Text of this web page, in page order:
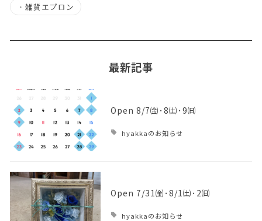
・ 雑貨エプロン
最新記事
Open 8/7㈮･8㈯･9㈰
hyakkaのお知らせ
Open 7/31㈮･8/1㈯･2㈰
hyakkaのお知らせ